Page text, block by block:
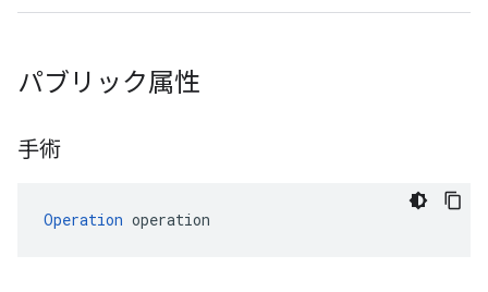
パブリック属性
手術
Operation operation